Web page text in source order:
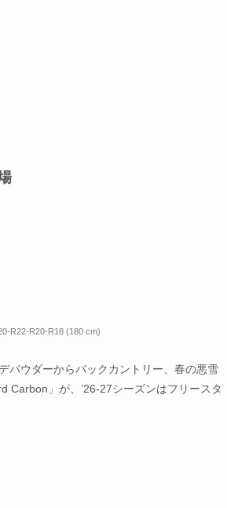
R22-R20-R18 (180 cm)
パウダーからバックカントリー、春の悪雪
Carbon」が、’26-27シーズンはフリースタ